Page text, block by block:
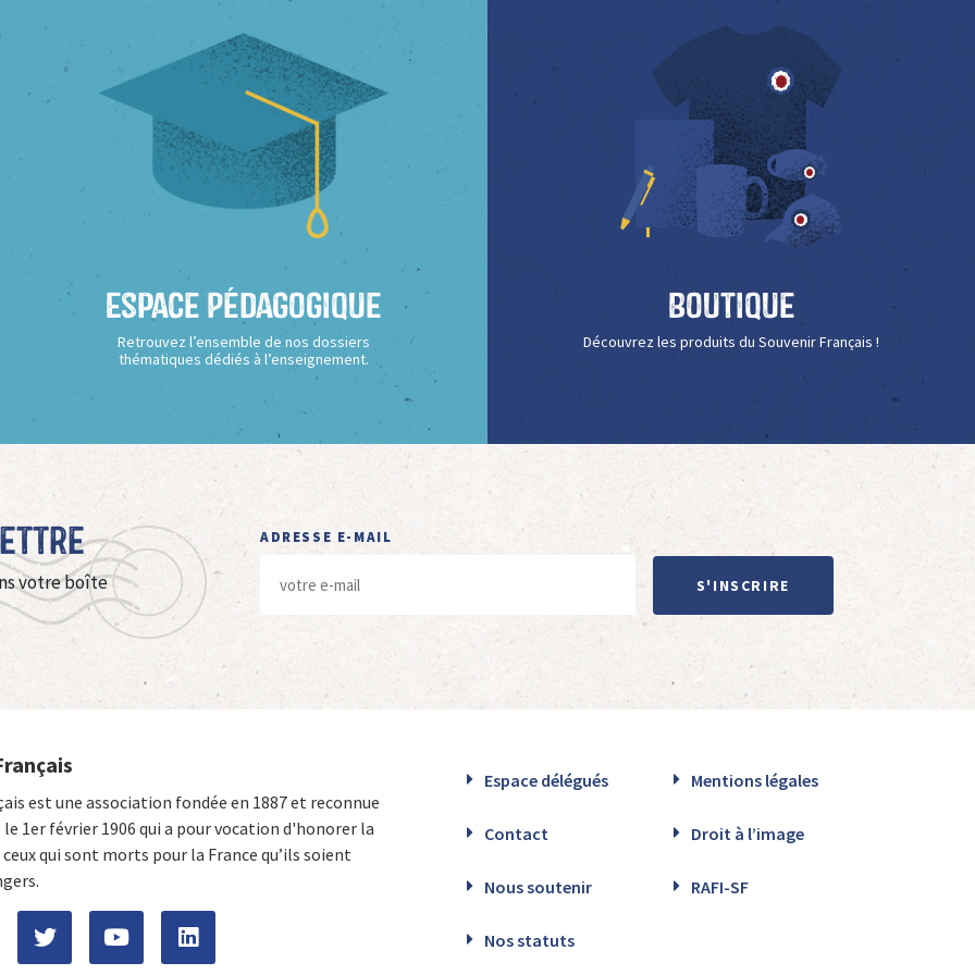
Espace Pédagogique
Retrouvez l’ensemble de nos dossiers
thématiques dédiés à l’enseignement.
Boutique
Découvrez les produits du Souvenir Français !
votre boîte
ADRESSE E-MAIL
S'INSCRIRE
est une association fondée en 1887 et reconnue
1er février 1906 qui a pour vocation d'honorer la
qui sont morts pour la France qu’ils soient
Espace délégués Mentions légales
Contact Droit à l’image
Nous soutenir RAFI-SF
Nos statuts